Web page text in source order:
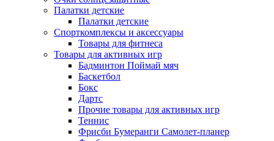
Палатки детские
Палатки детские
Спорткомплексы и аксессуары
Товары для фитнеса
Товары для активных игр
Бадминтон Поймай мяч
Баскетбол
Бокс
Дартс
Прочие товары для активных игр
Теннис
Фрисби Бумеранги Самолет-планер